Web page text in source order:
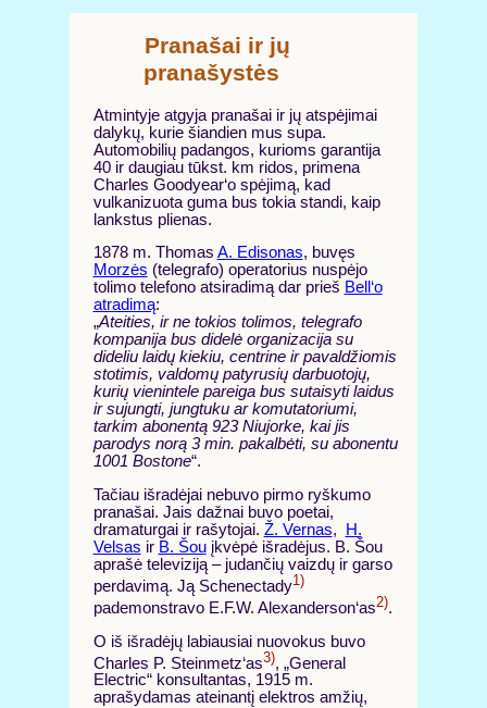
Pranašai ir jų
pranašystės
Atmintyje atgyja pranašai ir jų atspėjimai
dalykų, kurie šiandien mus supa.
Automobilių padangos, kurioms garantija
40 ir daugiau tūkst. km ridos, primena
Charles Goodyear‘o spėjimą, kad
vulkanizuota guma bus tokia standi, kaip
lankstus plienas.
1878 m. Thomas A. Edisonas, buvęs
Morzės (telegrafo) operatorius nuspėjo
tolimo telefono atsiradimą dar prieš Bell‘o
atradimą:
„Ateities, ir ne tokios tolimos, telegrafo
kompanija bus didelė organizacija su
dideliu laidų kiekiu, centrine ir pavaldžiomis
stotimis, valdomų patyrusių darbuotojų,
kurių vienintele pareiga bus sutaisyti laidus
ir sujungti, jungtuku ar komutatoriumi,
tarkim abonentą 923 Niujorke, kai jis
parodys norą 3 min. pakalbėti, su abonentu
1001 Bostone“.
Tačiau išradėjai nebuvo pirmo ryškumo
pranašai. Jais dažnai buvo poetai,
dramaturgai ir rašytojai. Ž. Vernas,
H.
Velsas ir B. Šouįkvėpė išradėjus. B. Šou
aprašė televiziją – judančių vaizdų ir garso
perdavimą. Ją Schenectady1)
pademonstravo E.F.W. Alexanderson‘as2).
O iš išradėjų labiausiai nuovokus buvo
Charles P. Steinmetz‘as3), „General
Electric“ konsultantas, 1915 m.
aprašydamas ateinantį elektros amžių,